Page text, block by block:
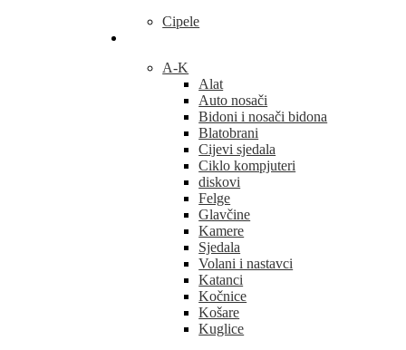
Cipele
A-K
Alat
Auto nosači
Bidoni i nosači bidona
Blatobrani
Cijevi sjedala
Ciklo kompjuteri
diskovi
Felge
Glavčine
Kamere
Sjedala
Volani i nastavci
Katanci
Kočnice
Košare
Kuglice